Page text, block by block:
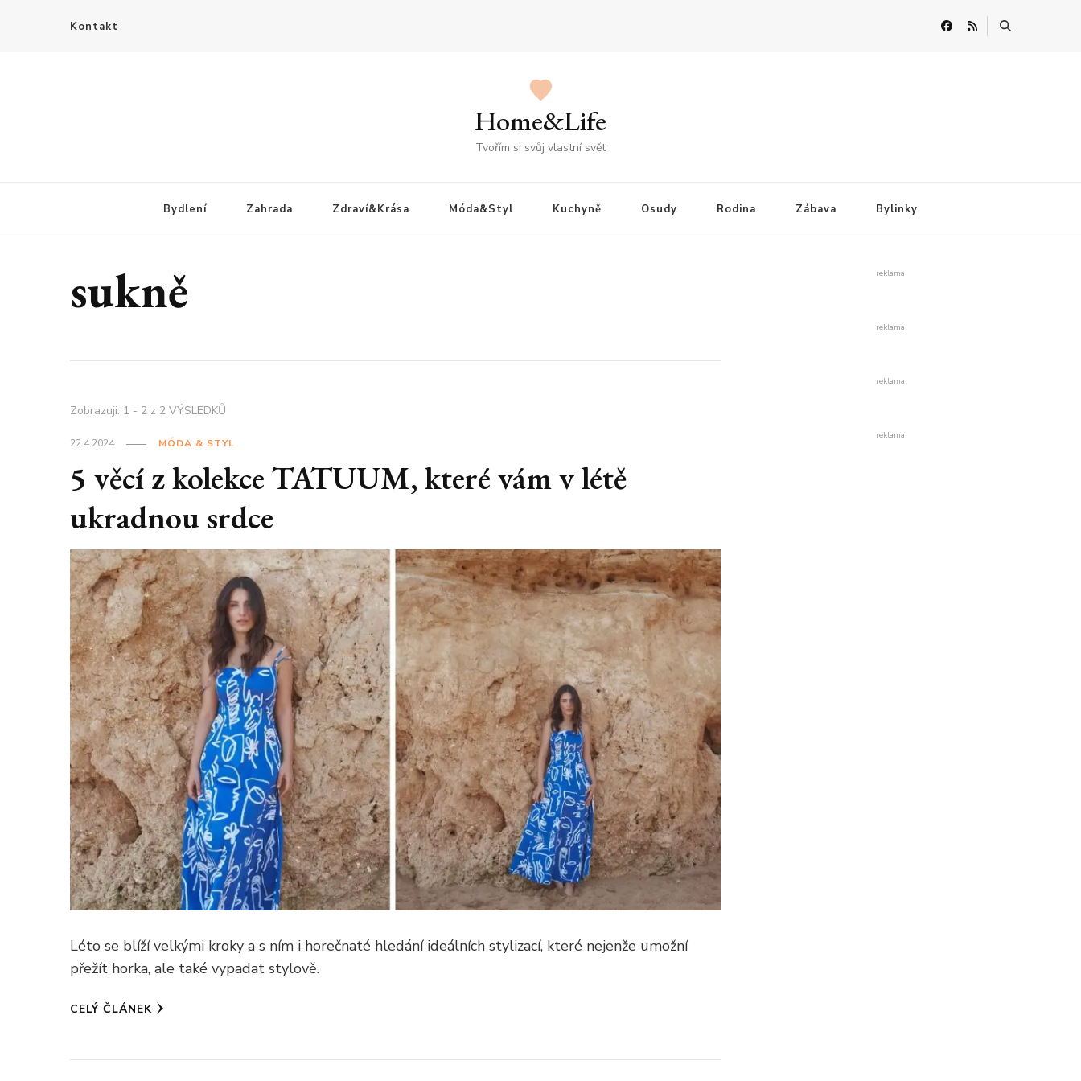
Kontakt
Home&Life
Tvořím si svůj vlastní svět
Bydlení Zahrada Zdraví&Krása Móda&Styl Kuchyně Osudy Rodina Zábava Bylinky
sukně
Zobrazuji: 1 - 2 z 2 VÝSLEDKŮ
22.4.2024 MÓDA & STYL
5 věcí z kolekce TATUUM, které vám v létě
ukradnou srdce
Léto se blíží velkými kroky a s ním i horečnaté hledání ideálních stylizací, které nejenže umožní
přežít horka, ale také vypadat stylově.
CELÝ ČLÁNEK
reklama
reklama
reklama
reklama